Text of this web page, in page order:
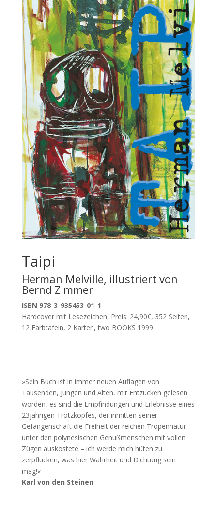
Taipi
Herman Melville, illustriert von
Bernd Zimmer
ISBN 978-3-935453-01-1
​Hardcover mit Lesezeichen, Preis: 24,90€, 352 Seiten,
12 Farbtafeln, 2 Karten, two BOOKS 1999.
»Sein Buch ist in immer neuen Auflagen von
Tausenden, Jungen und Alten, mit Entzücken gelesen
worden, es sind die Empfindungen und Erlebnisse eines
23jährigen Trotzkopfes, der inmitten seiner
Gefangenschaft die Freiheit der reichen Tropennatur
unter den polynesischen Genußmenschen mit vollen
Zügen auskostete – ich werde mich hüten zu
zerpflücken, was hier Wahrheit und Dichtung sein
mag!«
Karl von den Steinen